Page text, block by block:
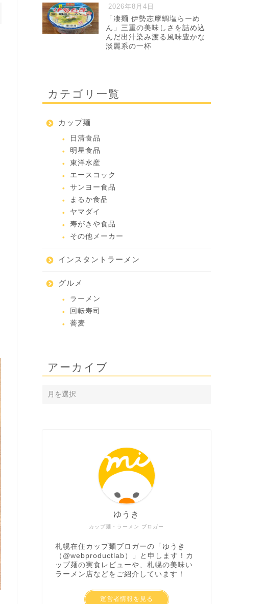
2026年8月4日
「凄麺 伊勢志摩鯛塩らーめ
ん」三重の美味しさを詰め込
んだ出汁染み渡る風味豊かな
淡麗系の一杯
カテゴリ一覧
カップ麺
日清食品
明星食品
東洋水産
エースコック
サンヨー食品
まるか食品
ヤマダイ
寿がきや食品
その他メーカー
インスタントラーメン
グルメ
ラーメン
回転寿司
蕎麦
アーカイブ
カップ麺・ラーメン ブロガー
ゆうき
札幌在住カップ麺ブロガーの「ゆうき
（ @webproductlab ）」と申します！カ
ップ麺の実食レビューや、札幌の美味い
ラーメン店などをご紹介しています！
運営者情報を見る